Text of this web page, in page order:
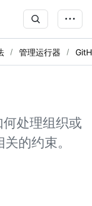
管理运行器
处理组织或
的约束。